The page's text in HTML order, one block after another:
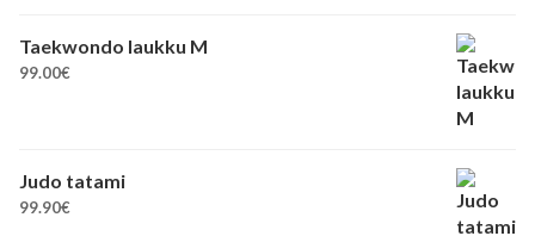
Taekwondo laukku M
99.00€
Judo tatami
99.90€